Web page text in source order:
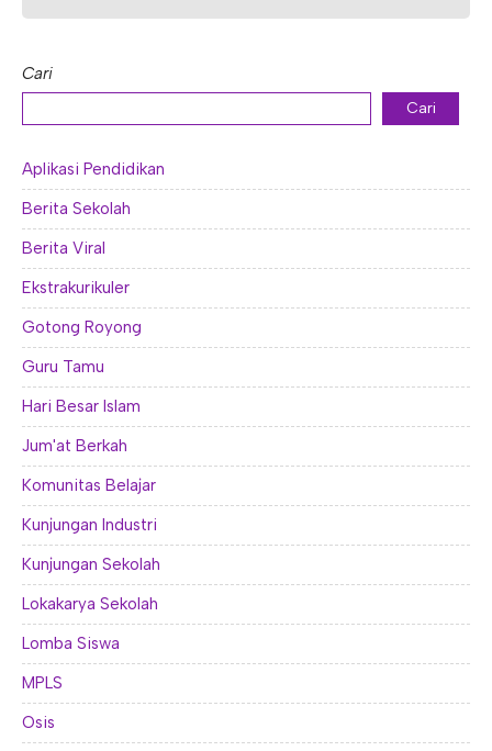
Tupoksi Wakil Bidang Sarana Prasarana
Tupoksi Guru Piket
Tupoksi Kepala Tata Usaha
Tupoksi Perpustakaan
Tupoksi Security
E-ALUMNI
E-BKK
Cari
Cari
Aplikasi Pendidikan
Berita Sekolah
Berita Viral
Ekstrakurikuler
Gotong Royong
Guru Tamu
Hari Besar Islam
Jum'at Berkah
Komunitas Belajar
Kunjungan Industri
Kunjungan Sekolah
Lokakarya Sekolah
Lomba Siswa
MPLS
Osis